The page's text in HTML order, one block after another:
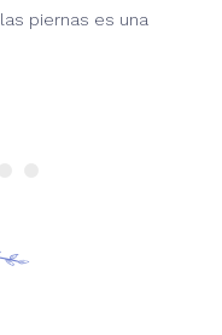
piernas es una